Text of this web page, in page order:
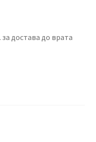
за достава до врата